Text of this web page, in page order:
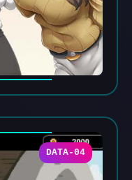
DATA-04